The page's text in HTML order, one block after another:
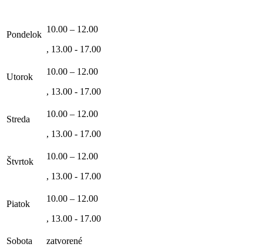
Pondelok
10.00 – 12.00
, 13.00 - 17.00
Utorok
10.00 – 12.00
, 13.00 - 17.00
Streda
10.00 – 12.00
, 13.00 - 17.00
Štvrtok
10.00 – 12.00
, 13.00 - 17.00
Piatok
10.00 – 12.00
, 13.00 - 17.00
Sobota zatvorené